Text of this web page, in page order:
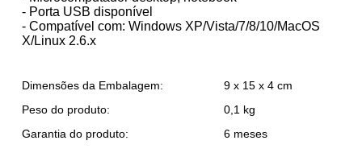
- Porta USB disponível
- Compatível com: Windows XP/Vista/7/8/10/MacOS
X/Linux 2.6.x
Dimensões da Embalagem:
9 x 15 x 4 cm
Peso do produto:
0,1 kg
Garantia do produto:
6 meses